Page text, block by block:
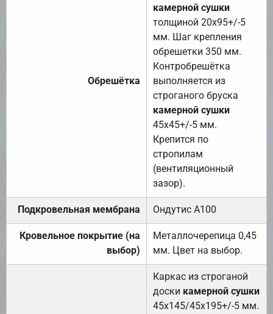
Обрешётка
камерной сушки
толщиной 20х95+/-5
мм. Шаг крепления
обрешетки 350 мм.
Контробрешётка
выполняется из
строганого бруска
камерной сушки
45х45+/-5 мм.
Крепится по
стропилам
(вентиляционный
зазор).
Подкровельная мембрана Ондутис А100
Кровельное покрытие (на
выбор)
Металлочерепица 0,45
мм. Цвет на выбор.
Каркас из строганой
доски камерной сушки
45х145/45х195+/-5 мм.